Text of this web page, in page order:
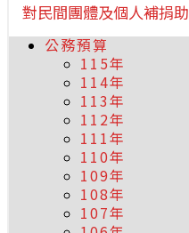
對民間團體及個人補捐助
公務預算
115年
114年
113年
112年
111年
110年
109年
108年
107年